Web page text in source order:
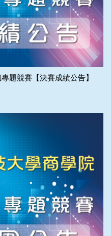
題競賽【決賽成績公告】